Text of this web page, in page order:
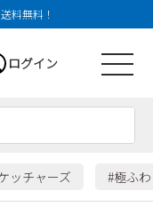
料無料！
ログイン
ッチャーズ #極ふ